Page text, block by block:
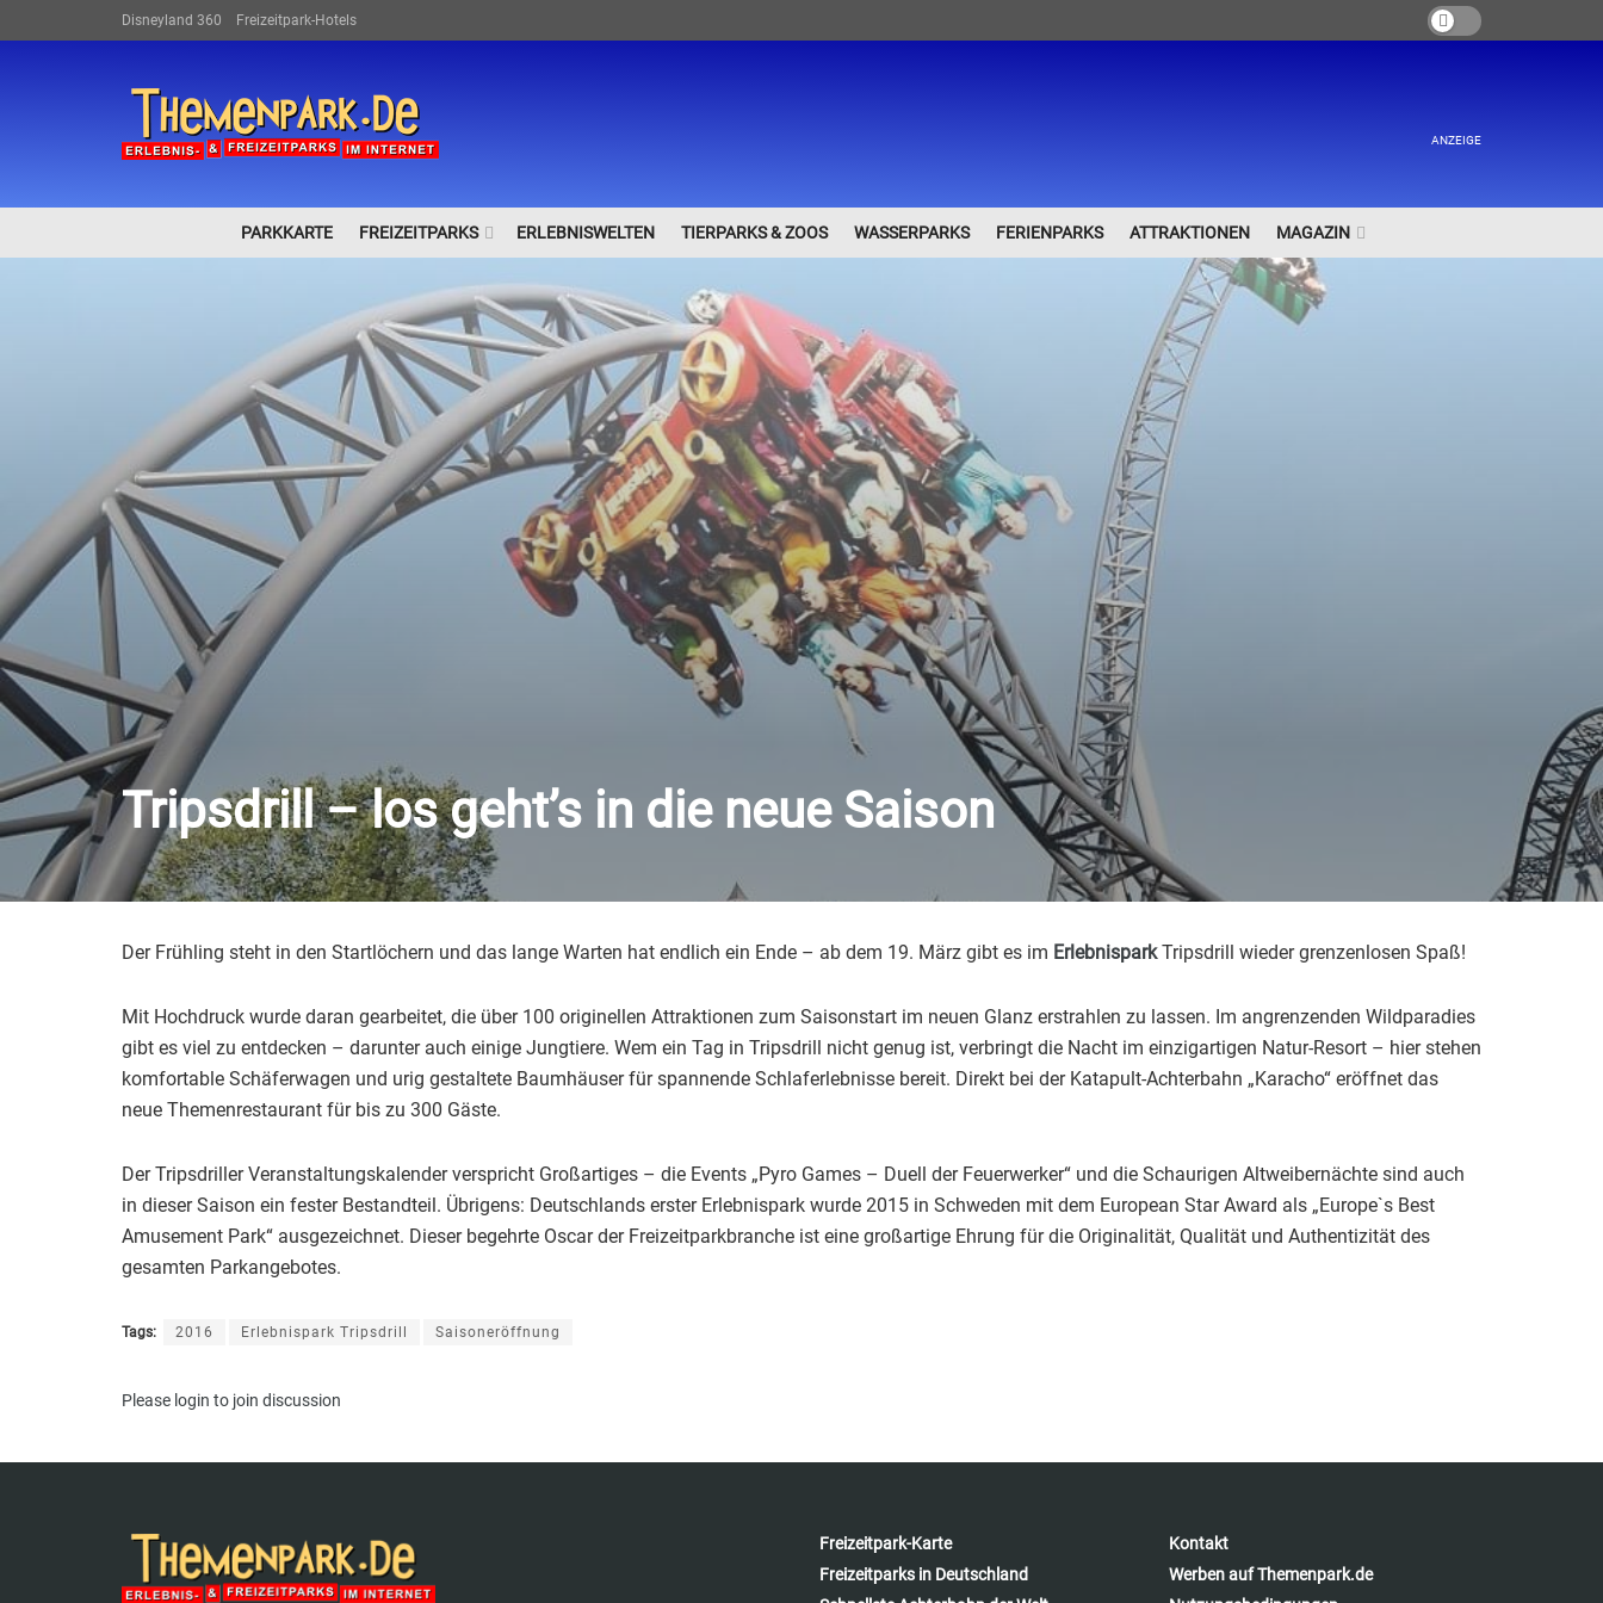
Disneyland 360 Freizeitpark-Hotels
ANZEIGE
PARKKARTE FREIZEITPARKS ERLEBNISWELTEN TIERPARKS & ZOOS WASSERPARKS FERIENPARKS ATTRAKTIONEN MAGAZIN
Tripsdrill – los geht’s in die neue Saison
Der Frühling steht in den Startlöchern und das lange Warten hat endlich ein Ende – ab dem 19. März gibt es im ErlebnisparkTripsdrill wieder grenzenlosen Spaß!
Mit Hochdruck wurde daran gearbeitet, die über 100 originellen Attraktionen zum Saisonstart im neuen Glanz erstrahlen zu lassen. Im angrenzenden Wildparadies
gibt es viel zu entdecken – darunter auch einige Jungtiere. Wem ein Tag in Tripsdrill nicht genug ist, verbringt die Nacht im einzigartigen Natur-Resort – hier stehen
komfortable Schäferwagen und urig gestaltete Baumhäuser für spannende Schlaferlebnisse bereit. Direkt bei der Katapult-Achterbahn „Karacho“ eröffnet das
neue Themenrestaurant für bis zu 300 Gäste.
Der Tripsdriller Veranstaltungskalender verspricht Großartiges – die Events „Pyro Games – Duell der Feuerwerker“ und die Schaurigen Altweibernächte sind auch
in dieser Saison ein fester Bestandteil. Übrigens: Deutschlands erster Erlebnispark wurde 2015 in Schweden mit dem European Star Award als „Europe`s Best
Amusement Park“ ausgezeichnet. Dieser begehrte Oscar der Freizeitparkbranche ist eine großartige Ehrung für die Originalität, Qualität und Authentizität des
gesamten Parkangebotes.
Tags: 2016 Erlebnispark Tripsdrill Saisoneröffnung
Please login to join discussion
Freizeitpark-Karte
Freizeitparks in Deutschland
Kontakt
Werben auf Themenpark.de